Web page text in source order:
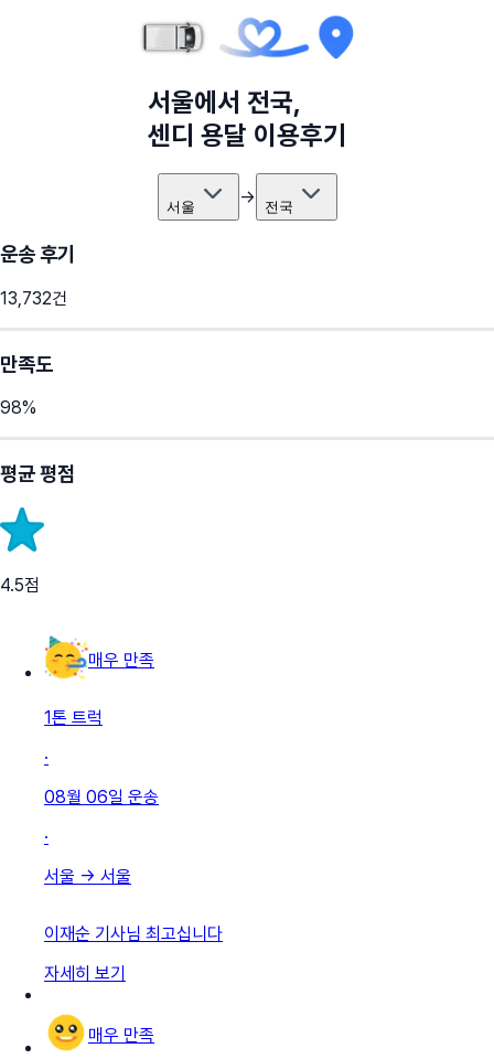
서울에서 전국,
센디 용달 이용후기
서울 → 전국
운송 후기
13,732건
만족도
98%
평균 평점
4.5점
매우 만족
1톤 트럭
·
08월 06일 운송
·
서울 → 서울
이재순 기사님 최고십니다
자세히 보기
매우 만족